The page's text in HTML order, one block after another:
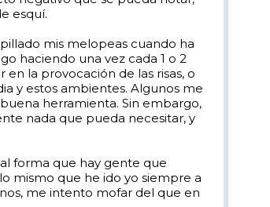
esquí.
mis melopeas cuando ha
haciendo una vez cada 1 o 2
la provocación de las risas, o
y estos ambientes. Algunos me
herramienta. Sin embargo,
nada que pueda necesitar, y
forma que hay gente que
mismo que he ido yo siempre a
me intento mofar del que en